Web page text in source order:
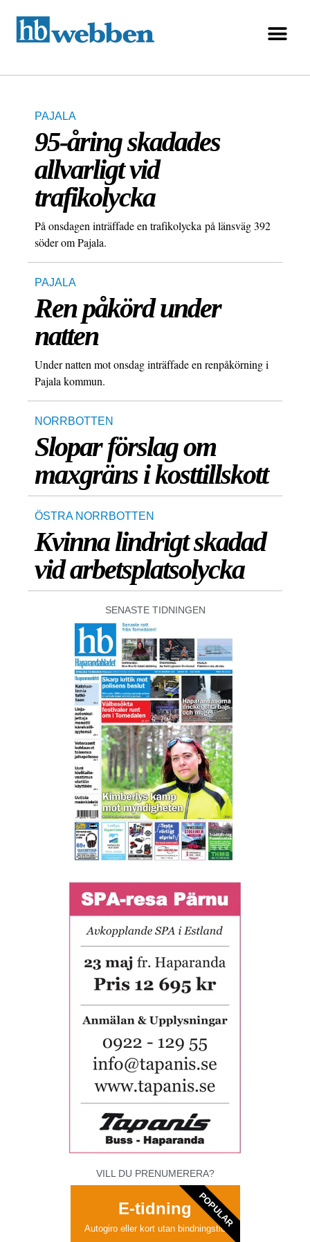
PAJALA
95-åring skadades
allvarligt vid
trafikolycka
På onsdagen inträffade en trafikolycka på länsväg 392
söder om Pajala.
PAJALA
Ren påkörd under
natten
Under natten mot onsdag inträffade en renpåkörning i
Pajala kommun.
NORRBOTTEN
Slopar förslag om
maxgräns i kosttillskott
ÖSTRA NORRBOTTEN
Kvinna lindrigt skadad
vid arbetsplatsolycka
SENASTE TIDNINGEN
VILL DU PRENUMERERA?
E-tidning
Autogiro eller kort utan bindningstid
POPULAR